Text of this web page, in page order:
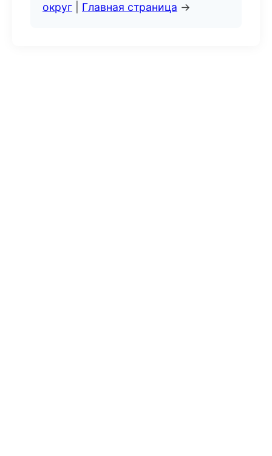
округ
Главная страница →